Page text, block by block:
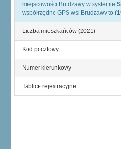
miejscowości Brudzawy w systemie
współrzędne GPS wsi Brudzawy to
Liczba mieszkańców (2021)
Kod pocztowy
Numer kierunkowy
Tablice rejestracyjne